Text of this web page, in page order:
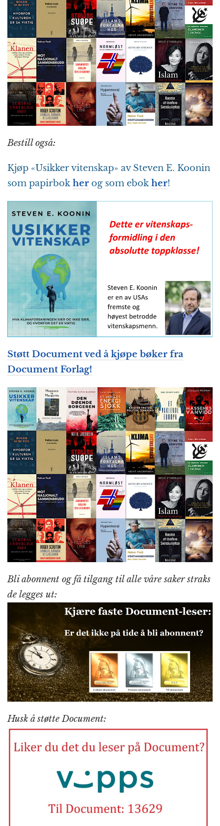
Bestill også:
Kjøp «Usikker vitenskap» av Steven E. Koonin
som papirbok her og som ebok her!
Støtt Documentved å kjøpe bøker fra
Document Forlag!
Bli abonnent og få tilgang til alle våre saker straks
de legges ut:
Husk å støtte Document: